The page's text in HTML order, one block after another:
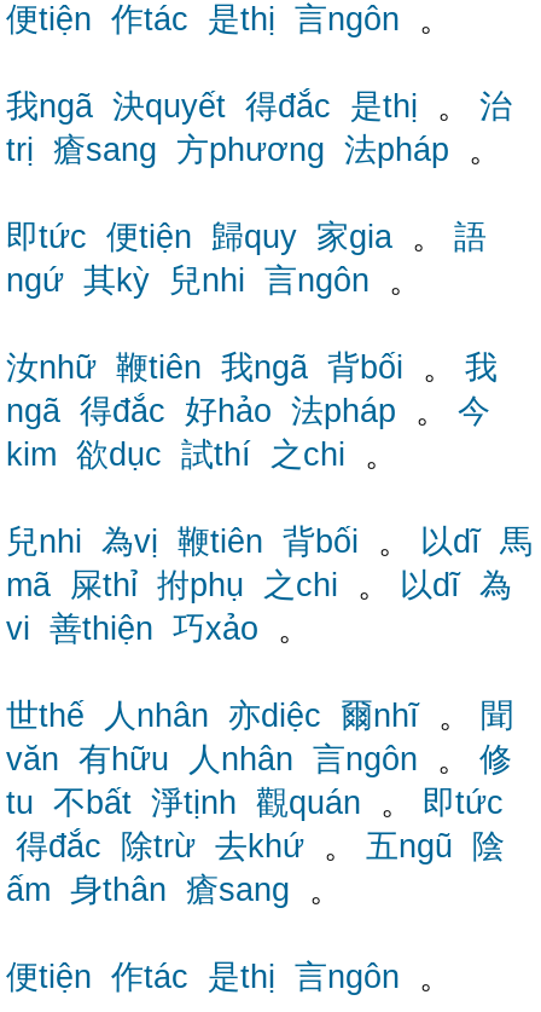
便tiện 作tác 是thị 言ngôn 。
我ngã 決quyết 得đắc 是thị 。 治
trị 瘡sang 方phương 法pháp 。
即tức 便tiện 歸quy 家gia 。 語
ngứ 其kỳ 兒nhi 言ngôn 。
汝nhữ 鞭tiên 我ngã 背bối 。 我
ngã 得đắc 好hảo 法pháp 。 今
kim 欲dục 試thí 之chi 。
兒nhi 為vị 鞭tiên 背bối 。 以dĩ 馬
mã 屎thỉ 拊phụ 之chi 。 以dĩ 為
vi 善thiện 巧xảo 。
世thế 人nhân 亦diệc 爾nhĩ。 聞
văn 有hữu 人nhân 言ngôn 。 修
tu 不bất 淨tịnh 觀quán 。 即tức
得đắc
除trừ 去khứ 。 五ngũ
陰
ấm 身thân 瘡sang 。
便tiện 作tác 是thị 言ngôn 。